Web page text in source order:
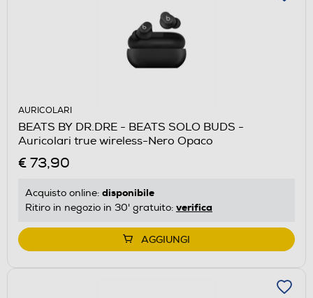
AURICOLARI
BEATS BY DR.DRE - BEATS SOLO BUDS -
Auricolari true wireless-Nero Opaco
€ 73,90
Acquisto online: disponibile
Ritiro in negozio in 30' gratuito: verifica
AGGIUNGI